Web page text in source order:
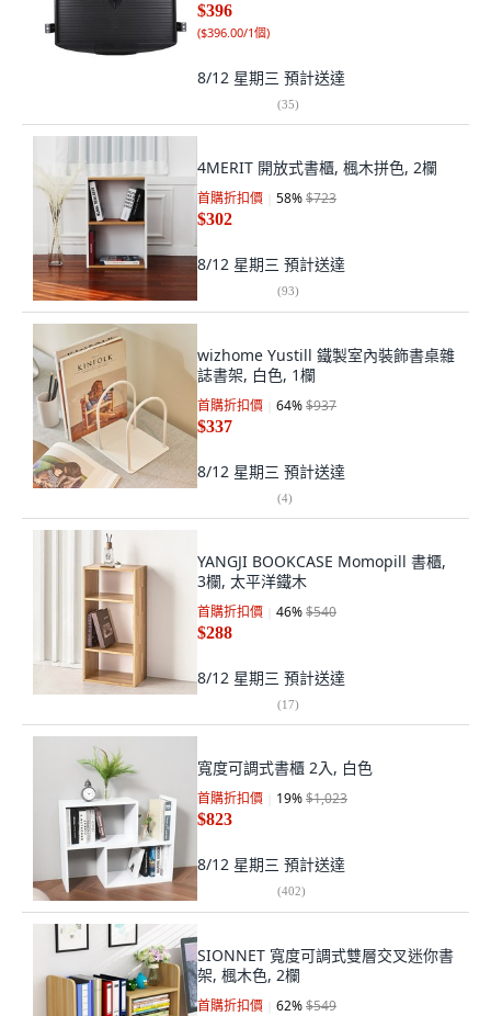
$396
($396.00/1個)
8/12 星期三 預計送達
(35)
4MERIT 開放式書櫃, 楓木拼色, 2欄
首購折扣價 58%$723
$302
8/12 星期三 預計送達
(93)
wizhome Yustill 鐵製室內裝飾書桌雜
誌書架, 白色, 1欄
首購折扣價 64%$937
$337
8/12 星期三 預計送達
(4)
YANGJI BOOKCASE Momopill 書櫃,
3欄, 太平洋鐵木
首購折扣價 46%$540
$288
8/12 星期三 預計送達
(17)
寬度可調式書櫃 2入, 白色
首購折扣價 19%$1,023
$823
8/12 星期三 預計送達
(402)
SIONNET 寬度可調式雙層交叉迷你書
架, 楓木色, 2欄
首購折扣價 62%$549